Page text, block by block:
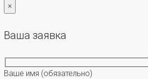
×
Ваша заявка
Ваше имя (обязательно)